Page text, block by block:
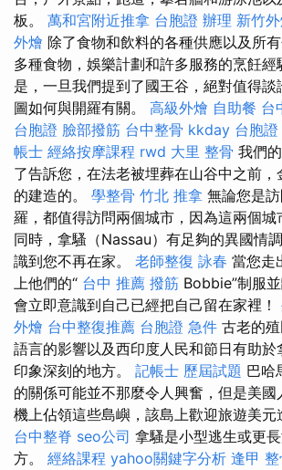
板。 萬和宮附近推拿 台胞證 辦理 新竹
外燴 除了食物和飲料的各種供應以及所
多種食物，娛樂計劃和許多服務的烹飪經
是，一旦我們提到了國王谷，絕對值得
圖如何與開羅有關。 高級外燴 自助餐 台
台胞證 臉部撥筋 台中整骨 kkday 台胞證
帳士 經絡按摩課程 rwd 大里 整骨 我們
了告訴您，在法老被埋葬在山谷中之前，
的建造的。 學整骨 竹北 推拿 無論您是
羅，都值得訪問兩個城市，因為這兩個城
同時，拿騷（Nassau）有足夠的異國情
識到您不再在家。 老師整復 詠春 當您走
上他們的“ 台中 推薦 撥筋 Bobbie”制服
會立即意識到自己已經把自己留在家裡！
外燴 台中整復推薦 台胞證 急件 古老的
語言的影響以及西印度人民和節日有助於
印象深刻的地方。 記帳士 歷屆試題 巴哈
的關係可能並不那麼令人興奮，但是美
機上佔領這些島嶼，該島上歡迎旅遊美元
台中整脊 seo公司 拿騷是小型逃生或更
方。 經絡課程 yahoo關鍵字分析 逢甲 整